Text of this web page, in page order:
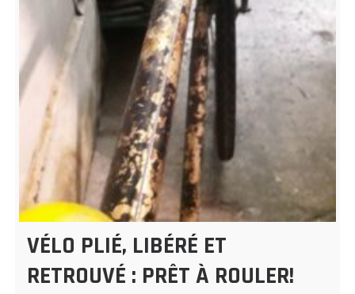
VÉLO PLIÉ, LIBÉRÉ ET
RETROUVÉ : PRÊT À ROULER!